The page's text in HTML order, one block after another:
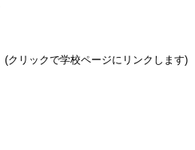
(クリックで学校ページにリンクします)